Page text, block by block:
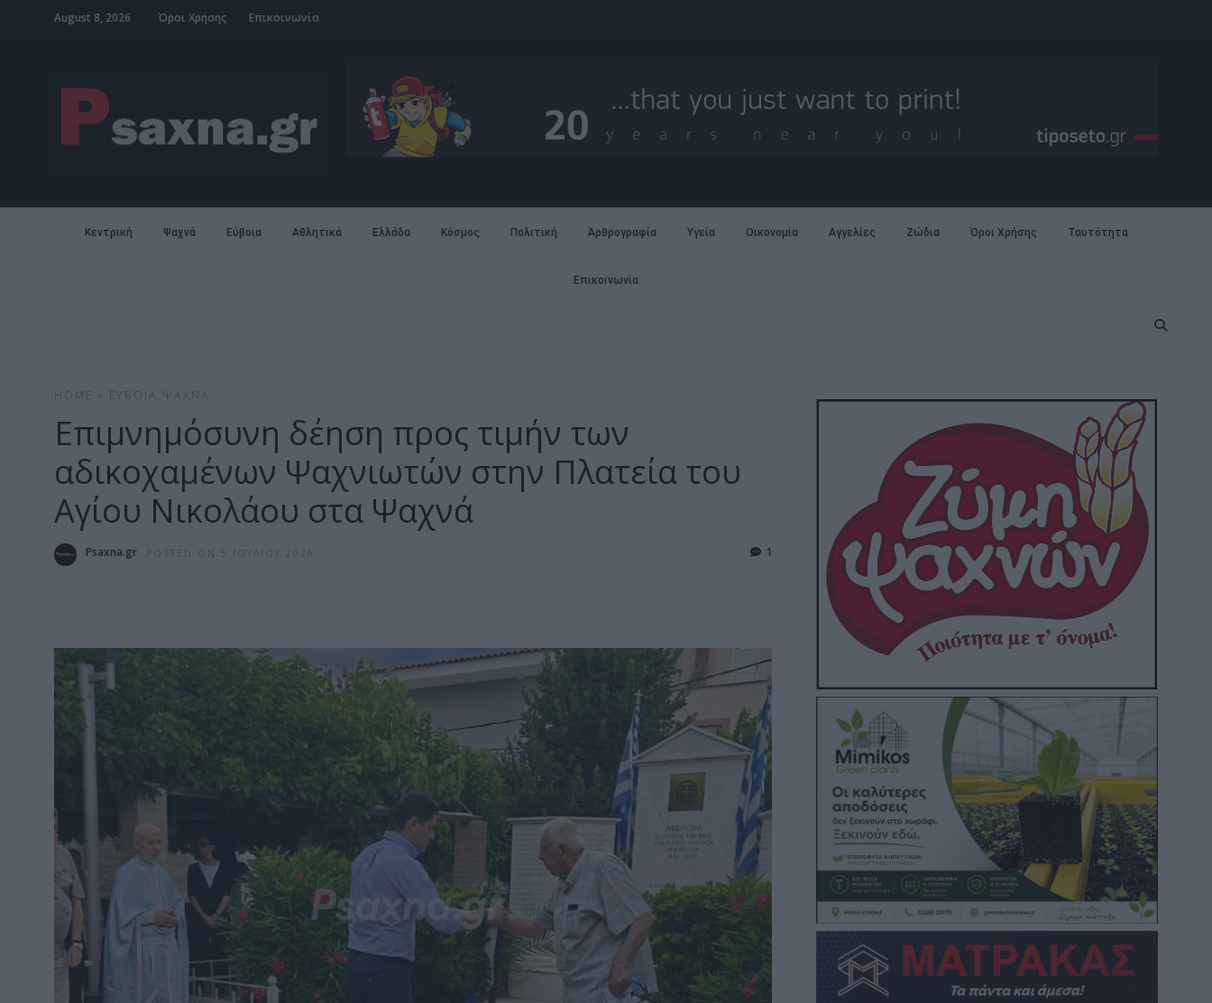
August 8, 2026 Όροι Χρήσης Επικοινωνία
Κεντρική Ψαχνά Εύβοια Αθλητικά Ελλάδα Κόσμος Πολιτική Άρθρογραφία Υγεία Οικονομία Αγγελίες Ζώδια Όροι Χρήσης Ταυτότητα
Επικοινωνία
HOME ΕΎΒΟΙΑ ΨΑΧΝΆ
Επιμνημόσυνη δέηση προς τιμήν των
αδικοχαμένων Ψαχνιωτών στην Πλατεία του
Αγίου Νικολάου στα Ψαχνά
Psaxna.gr POSTED ON 5 ΙΟΥΛΊΟΥ 2026 1